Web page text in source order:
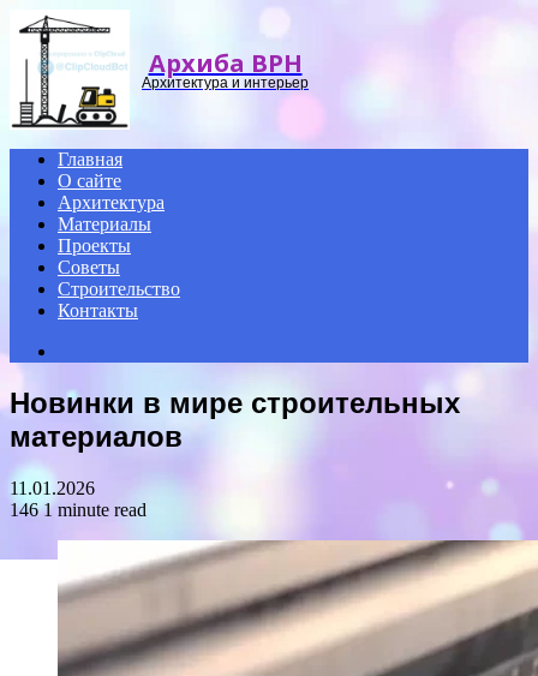
Архиба ВРН
Архитектура и интерьер
Главная
О сайте
Архитектура
Материалы
Проекты
Советы
Строительство
Контакты
Новинки в мире строительных
материалов
11.01.2026
1461 minute read